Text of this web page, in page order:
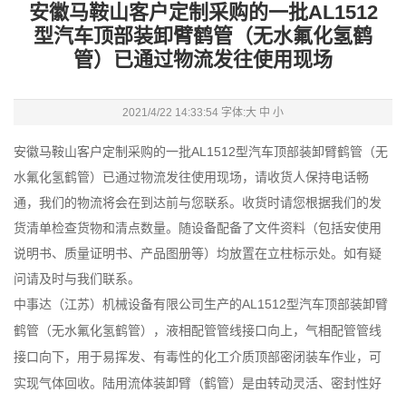
安徽马鞍山客户定制采购的一批AL1512
型汽车顶部装卸臂鹤管（无水氟化氢鹤
管）已通过物流发往使用现场
2021/4/22 14:33:54 字体:大 中 小
安徽马鞍山客户定制采购的一批AL1512型汽车顶部装卸臂鹤管（无
水氟化氢鹤管）已通过物流发往使用现场，请收货人保持电话畅
通，我们的物流将会在到达前与您联系。收货时请您根据我们的发
货清单检查货物和清点数量。随设备配备了文件资料（包括安使用
说明书、质量证明书、产品图册等）均放置在立柱标示处。如有疑
问请及时与我们联系。
中事达（江苏）机械设备有限公司生产的AL1512型汽车顶部装卸臂
鹤管（无水氟化氢鹤管）
，液相配管管线接口向上，气相配管管线
接口向下，用于易挥发、有毒性的化工介质顶部密闭装车作业，可
实现气体回收。陆用流体装卸臂（鹤管）是由转动灵活、密封性好